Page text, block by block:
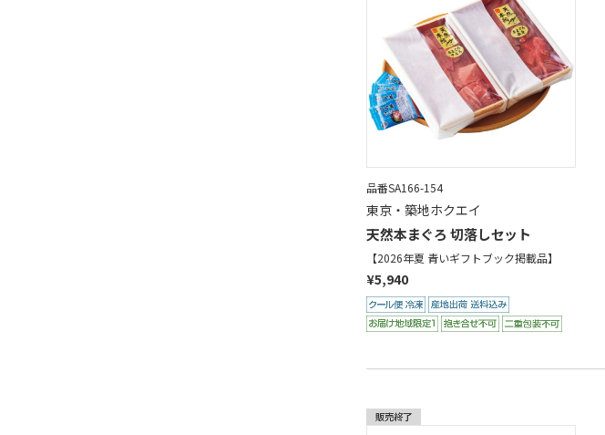
品番SA166-154
東京・築地ホクエイ
天然本まぐろ 切落しセット
【2026年夏 青いギフトブック掲載品】
¥5,940